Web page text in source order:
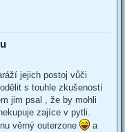
jejich postoj vůči
s touhle zkušeností
jim psal , že by mohli
zajíce v pytli.
věrný outerzone
a